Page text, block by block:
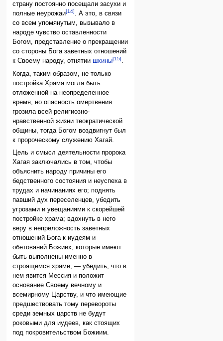
страну постоянно посещали засухи и
полные неурожаи[14]. А это, в связи
со всем упомянутым, вызывало в
народе чувство оставленности
Богом, представление о прекращении
со стороны Бога заветных отношений
к Своему народу, отнятиишхины[15].
Когда, таким образом, не только
постройка Храма могла быть
отложенной на неопределенное
время, но опасность омертвения
грозила всей религиозно-
нравственной жизни теократической
общины, тогда Богом воздвигнут был
к пророческому служению Хагай.
Цель и смысл деятельности пророка
Хагая заключались в том, чтобы
объяснить народу причины его
бедственного состояния и неуспеха в
трудах и начинаниях его; поднять
павший дух переселенцев, убедить
угрозами и увещаниями к скорейшей
постройке храма; вдохнуть в него
веру в непреложность заветных
отношений Бога к иудеям и
обетований Божиих, которые имеют
быть выполнены именно в
строящемся храме, — убедить, что в
нем явится Мессия и положит
основание Своему вечному и
всемирному Царству, и что имеющие
предшествовать тому перевороты
среди земных царств не будут
роковыми для иудеев, как стоящих
под покровительством Божиим.